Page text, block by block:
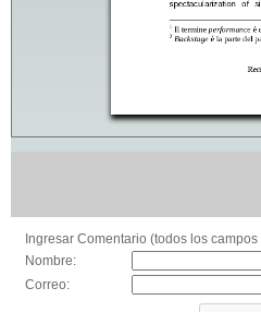
Ingresar Comentario (todos los
Nombre:
Correo: